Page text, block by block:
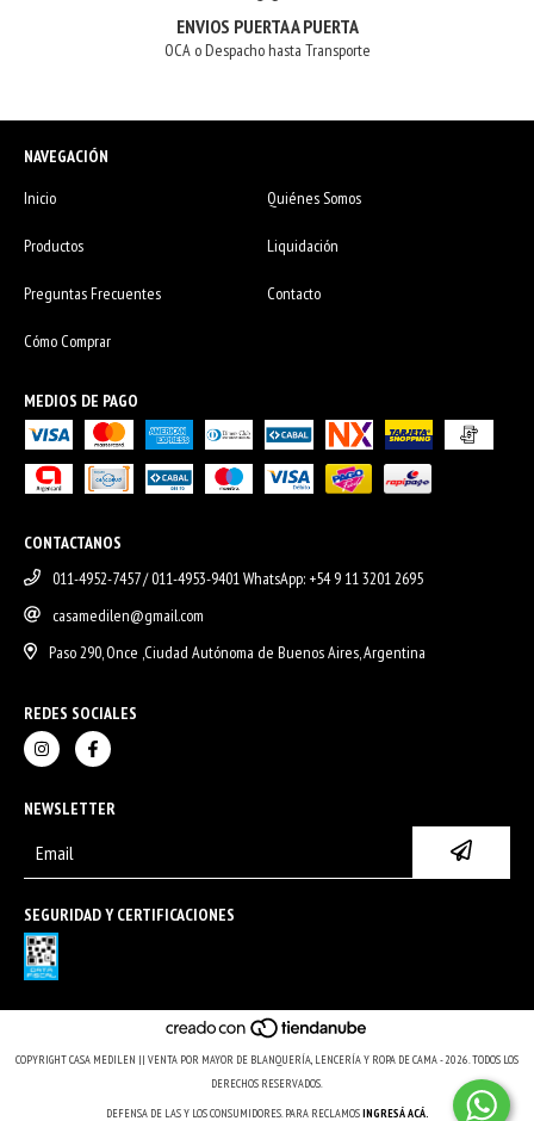
ENVIOS PUERTA A PUERTA
OCA o Despacho hasta Transporte
NAVEGACIÓN
Inicio
Quiénes Somos
Productos Liquidación
Preguntas Frecuentes Contacto
Cómo Comprar
MEDIOS DE PAGO
CONTACTANOS
011-4952-7457 / 011-4953-9401 WhatsApp: +54 9 11 3201 2695
casamedilen@gmail.com
Paso 290, Once ,Ciudad Autónoma de Buenos Aires, Argentina
REDES SOCIALES
NEWSLETTER
SEGURIDAD Y CERTIFICACIONES
COPYRIGHT CASA MEDILEN || VENTA POR MAYOR DE BLANQUERÍA, LENCERÍA Y ROPA DE CAMA - 2026. TODOS LOS
DERECHOS RESERVADOS.
DEFENSA DE LAS Y LOS CONSUMIDORES. PARA RECLAMOSINGRESÁ ACÁ.